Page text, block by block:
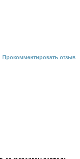
Прокомментировать отзыв